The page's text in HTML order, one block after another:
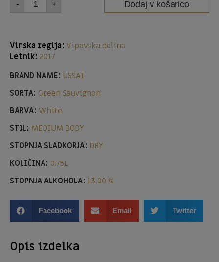
- + Dodaj v košarico
Vinska regija: Vipavska dolina
Letnik: 2017
BRAND NAME: USSAI
SORTA: Green Sauvignon
BARVA: White
STIL: MEDIUM BODY
STOPNJA SLADKORJA: DRY
KOLIČINA: 0,75L
STOPNJA ALKOHOLA: 13,00 %
Facebook Email Twitter
Opis izdelka